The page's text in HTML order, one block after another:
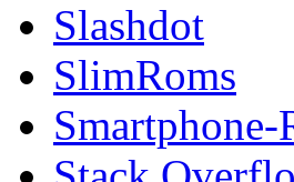
Slashdot
SlimRoms
Smartphone-